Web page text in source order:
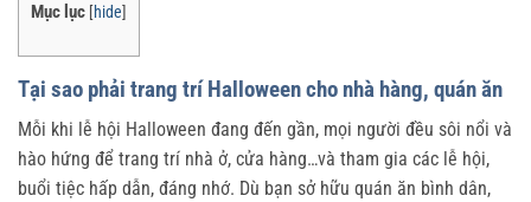
Mục lục [hide]
Tại sao phải trang trí Halloween cho nhà hàng, quán ăn
Mỗi khi lễ hội Halloween đang đến gần, mọi người đều sôi nổi và
hào hứng để trang trí nhà ở, cửa hàng…và tham gia các lễ hội,
buổi tiệc hấp dẫn, đáng nhớ. Dù bạn sở hữu quán ăn bình dân,